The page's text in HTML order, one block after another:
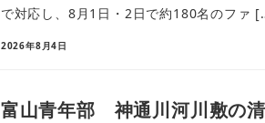
で対応し、8月1日・2日で約180名のファ
2026年8月4日
富山青年部 神通川河川敷の